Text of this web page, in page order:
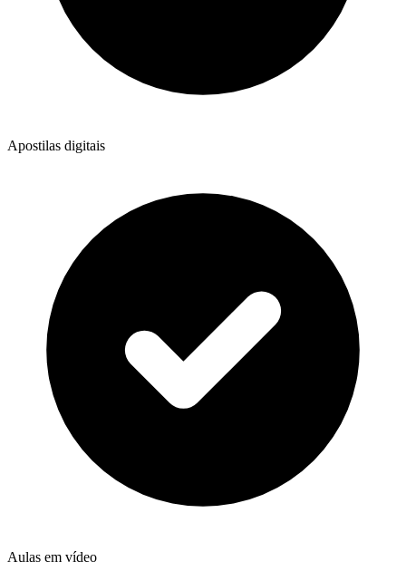
Apostilas digitais
Aulas em vídeo